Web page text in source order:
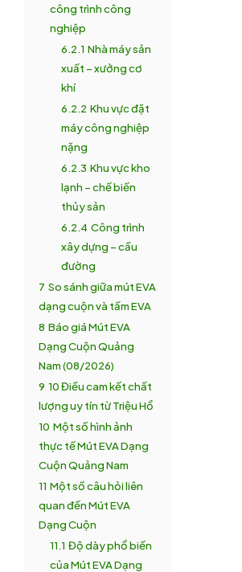
công trình công
nghiệp
6.2.1 Nhà máy sản
xuất – xưởng cơ
khí
6.2.2 Khu vực đặt
máy công nghiệp
nặng
6.2.3 Khu vực kho
lạnh – chế biến
thủy sản
6.2.4 Công trình
xây dựng – cầu
đường
7 So sánh giữa mút EVA
dạng cuộn và tấm EVA
8 Báo giá Mút EVA
Dạng Cuộn Quảng
Nam (08/2026)
9 10 Điều cam kết chất
lượng uy tín từ Triệu Hổ
10 Một số hình ảnh
thực tế Mút EVA Dạng
Cuộn Quảng Nam
11 Một số câu hỏi liên
quan đến Mút EVA
Dạng Cuộn
11.1 Độ dày phổ biến
của Mút EVA Dạng